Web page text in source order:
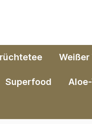
Weißer
Superfood